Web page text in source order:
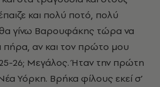
και πολύ ποτό, πολύ
θα γίνω Βαρουφάκης τώρα να
αν και τον πρώτο μου
26; Μεγάλος. Ήταν την πρώτη
Υόρκη. Βρήκα φίλους εκεί σ’